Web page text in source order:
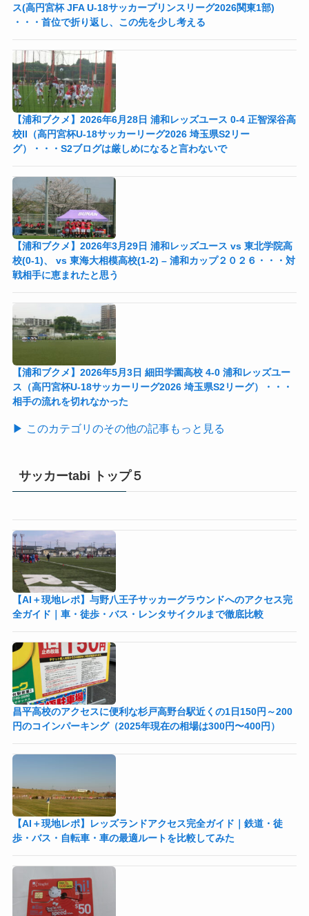
ス(高円宮杯 JFA U-18サッカープリンスリーグ2026関東1部)
・・・首位で折り返し、この先を少し考える
【浦和ブクメ】2026年6月28日 浦和レッズユース 0-4 正智深谷高
校II（高円宮杯U-18サッカーリーグ2026 埼玉県S2リー
グ）・・・S2ブログは厳しめになると言わないで
【浦和ブクメ】2026年3月29日 浦和レッズユース vs 東北学院高
校(0-1)、 vs 東海大相模高校(1-2) – 浦和カップ２０２６・・・対
戦相手に恵まれたと思う
【浦和ブクメ】2026年5月3日 細田学園高校 4-0 浦和レッズユー
ス（高円宮杯U-18サッカーリーグ2026 埼玉県S2リーグ）・・・
相手の流れを切れなかった
▶ このカテゴリのその他の記事もっと見る
サッカーtabi トップ５
【AI＋現地レポ】与野八王子󠁣󠁴󠁿󠁣󠁴󠁿サッカーグラウンドへのアクセス完
全ガイド｜車・徒歩・バス・レンタサイクルまで徹底比較
昌平高校のアクセスに便利な杉戸高野台駅近くの1日150円～200
円のコインパーキング（2025年現在の相場は300円〜400円）
【AI＋現地レポ】レッズランドアクセス完全ガイド｜鉄道・徒
歩・バス・自転車・車の最適ルートを比較してみた